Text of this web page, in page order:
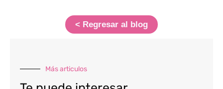
< Regresar al blog
Más articulos